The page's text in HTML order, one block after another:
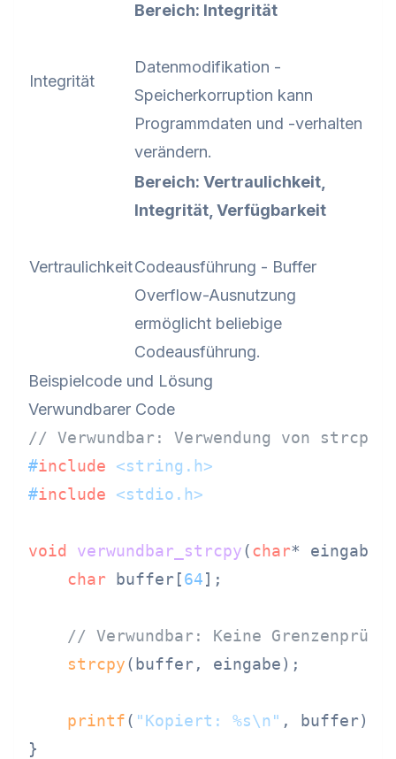
Integrität
Bereich: Integrität
Datenmodifikation -
Speicherkorruption kann
Programmdaten und -verhalten
verändern.
Vertraulichkeit
Bereich: Vertraulichkeit,
Integrität, Verfügbarkeit
Codeausführung - Buffer
Overflow-Ausnutzung
ermöglicht beliebige
Codeausführung.
Beispielcode und Lösung
Verwundbarer Code
// Verwundbar: Verwendung von strcpy
#include
<string.h>
#include <stdio.h>
void verwundbar_strcpy(char* eingabe)
char buffer[64];
// Verwundbar: Keine
strcpy(buffer, eingabe);
printf( "Kopiert: %s\n" , buffer);
}